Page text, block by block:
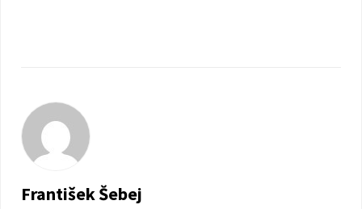
František Šebej